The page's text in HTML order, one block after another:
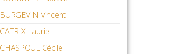
BURGEVIN Vincent
CATRIX Laurie
CHASPOUL Cécile